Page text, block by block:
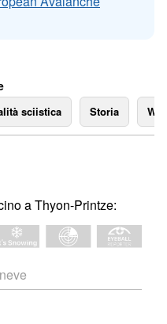
sciistica Storia
a Thyon-Printze: